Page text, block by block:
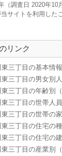
調査日 2020年10
サイトを利用し
リンク
三丁目の基本情報
三丁目の男女別
三丁目の年齢別
三丁目の世帯人
三丁目の世帯の
三丁目の住宅の
三丁目の住宅の
三丁目の産業別